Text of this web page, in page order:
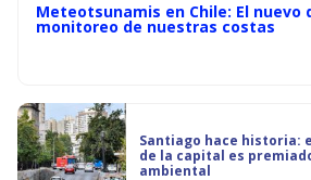
Meteotsunamis en Chile: El nuevo
monitoreo de nuestras costas
Santiago hace historia:
de la capital es
ambiental